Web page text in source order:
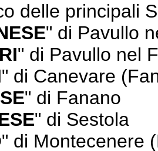
delle principali
" di Pavullo
" di Pavullo nel
" di Canevare
" di Fanano
" di Sestola
" di Montecenere